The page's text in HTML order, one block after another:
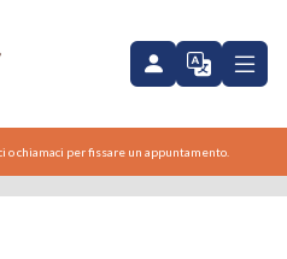
o chiamaci per fissare un appuntamento.
Cap Land